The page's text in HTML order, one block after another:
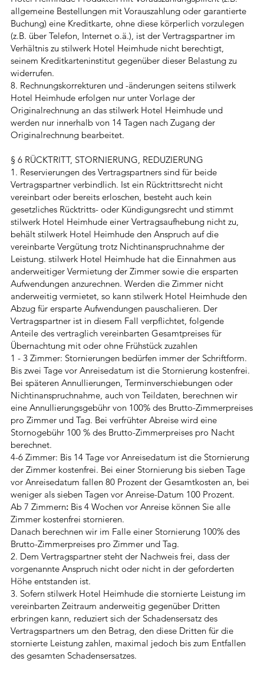
allgemeine Bestellungen mit Vorauszahlung oder garantierte
Buchung) eine Kreditkarte, ohne diese körperlich vorzulegen
(z.B. über Telefon, Internet o.ä.), ist der Vertragspartner im
Verhältnis zu stilwerk Hotel Heimhude nicht berechtigt,
seinem Kreditkarteninstitut gegenüber dieser Belastung zu
widerrufen.
8. Rechnungskorrekturen und -änderungen seitens stilwerk
Hotel Heimhude erfolgen nur unter Vorlage der
Originalrechnung an das stilwerk Hotel Heimhude und
werden nur innerhalb von 14 Tagen nach Zugang der
Originalrechnung bearbeitet.
§ 6 RÜCKTRITT, STORNIERUNG, REDUZIERUNG
1. Reservierungen des Vertragspartners sind für beide
Vertragspartner verbindlich. Ist ein Rücktrittsrecht nicht
vereinbart oder bereits erloschen, besteht auch kein
gesetzliches Rücktritts- oder Kündigungsrecht und stimmt
stilwerk Hotel Heimhude einer Vertragsaufhebung nicht zu,
behält stilwerk Hotel Heimhude den Anspruch auf die
vereinbarte Vergütung trotz Nichtinanspruchnahme der
Leistung. stilwerk Hotel Heimhude hat die Einnahmen aus
anderweitiger Vermietung der Zimmer sowie die ersparten
Aufwendungen anzurechnen. Werden die Zimmer nicht
anderweitig vermietet, so kann stilwerk Hotel Heimhude den
Abzug für ersparte Aufwendungen pauschalieren. Der
Vertragspartner ist in diesem Fall verpflichtet, folgende
Anteile des vertraglich vereinbarten Gesamtpreises für
Übernachtung mit oder ohne Frühstück zuzahlen
1 - 3 Zimmer: Stornierungen bedürfen immer der Schriftform.
Bis zwei Tage vor Anreisedatum ist die Stornierung kostenfrei.
Bei späteren Annullierungen, Terminverschiebungen oder
Nichtinanspruchnahme, auch von Teildaten, berechnen wir
eine Annullierungsgebühr von 100% des Brutto-Zimmerpreises
pro Zimmer und Tag. Bei verfrühter Abreise wird eine
Stornogebühr 100 % des Brutto-Zimmerpreises pro Nacht
berechnet.
4-6 Zimmer: Bis 14 Tage vor Anreisedatum ist die Stornierung
der Zimmer kostenfrei. Bei einer Stornierung bis sieben Tage
vor Anreisedatum fallen 80 Prozent der Gesamtkosten an, bei
weniger als sieben Tagen vor Anreise-Datum 100 Prozent.
Ab 7 Zimmern:Bis 4 Wochen vor Anreise können Sie alle
Zimmer kostenfrei stornieren.
Danach berechnen wir im Falle einer Stornierung 100% des
Brutto-Zimmerpreises pro Zimmer und Tag.
2. Dem Vertragspartner steht der Nachweis frei, dass der
vorgenannte Anspruch nicht oder nicht in der geforderten
Höhe entstanden ist.
3. Sofern stilwerk Hotel Heimhude die stornierte Leistung im
vereinbarten Zeitraum anderweitig gegenüber Dritten
erbringen kann, reduziert sich der Schadensersatz des
Vertragspartners um den Betrag, den diese Dritten für die
stornierte Leistung zahlen, maximal jedoch bis zum Entfallen
des gesamten Schadensersatzes.